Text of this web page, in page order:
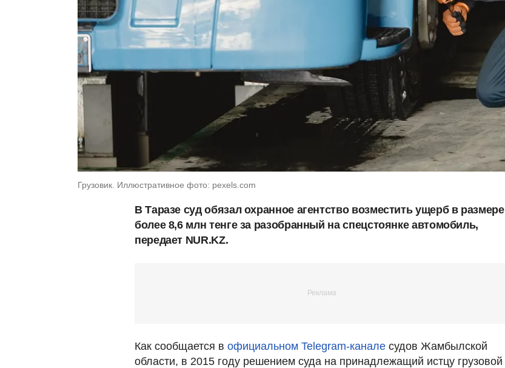
Грузовик. Иллюстративное фото: pexels.com
В Таразе суд обязал охранное агентство возместить ущерб в размере
более 8,6 млн тенге за разобранный на спецстоянке автомобиль,
передает NUR.KZ.
Как сообщается в официальном Telegram-канале судов Жамбылской
области, в 2015 году решением суда на принадлежащий истцу грузовой